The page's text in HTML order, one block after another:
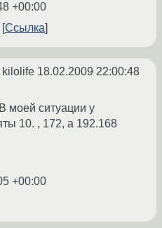
+00:00
Ссылка
kilolife 18.02.2009 22:00:48
моей ситуации у
10. , 172, а 192.168
+00:00